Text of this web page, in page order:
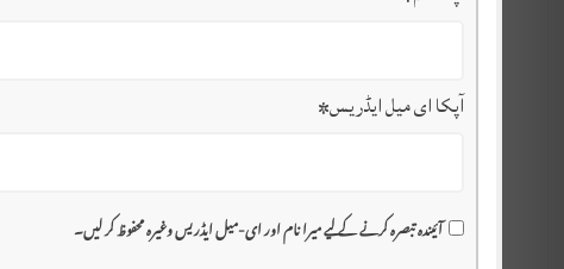
آپکا ای میل ایڈریس*
آئیندہ تبصرہ کرنے کے لیے میرا نام اور ای-میل ایڈریس وغیرہ محفوظ کر لیں۔